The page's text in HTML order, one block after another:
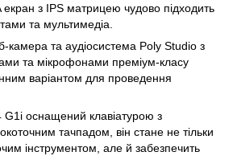
з IPS матрицею чудово підходить
та мультимедіа.
камера та аудіосистема Poly Studio з
та мікрофонами преміум-класу
варіантом для проведення
G1i оснащений клавіатурою з
тачпадом, він стане не тільки
інструментом, але й забезпечить